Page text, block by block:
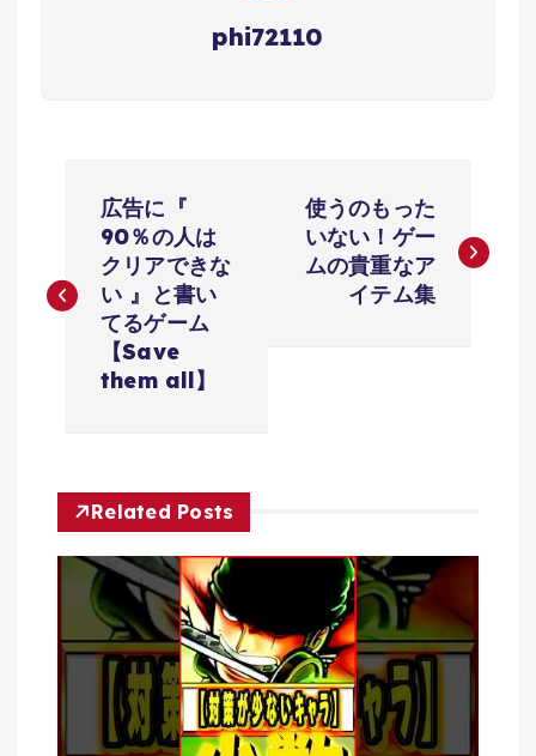
phi72110
ナ
ー
シ
ン
広告に『
90％の人は
クリアできな
い 』と書い
てるゲーム
【Save
them all】
使うのもった
いない！ゲー
ムの貴重なア
イテム集
Related Posts